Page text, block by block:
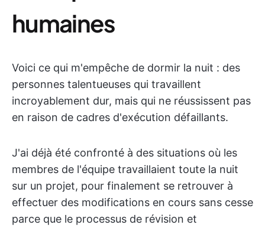
humaines
Voici ce qui m'empêche de dormir la nuit : des
personnes talentueuses qui travaillent
incroyablement dur, mais qui ne réussissent pas
en raison de cadres d'exécution défaillants.
J'ai déjà été confronté à des situations où les
membres de l'équipe travaillaient toute la nuit
sur un projet, pour finalement se retrouver à
effectuer des modifications en cours sans cesse
parce que le processus de révision et